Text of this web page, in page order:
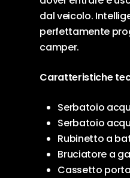
dal veicolo.
perfettamente
camper.
Caratteristiche
Serbatoio
Serbatoio
Rubinetto a
Bruciatore a
Cassetto